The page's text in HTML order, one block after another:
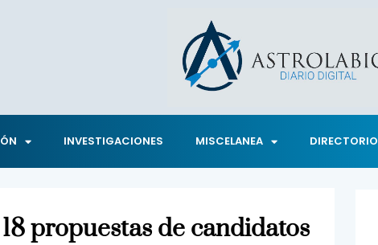
INVESTIGACIONES MISCELANEA DIRECTORIO
propuestas de candidatos